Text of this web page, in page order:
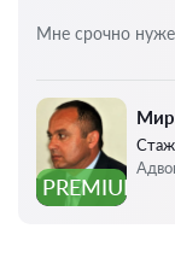
PREMIUM
Мне срочно